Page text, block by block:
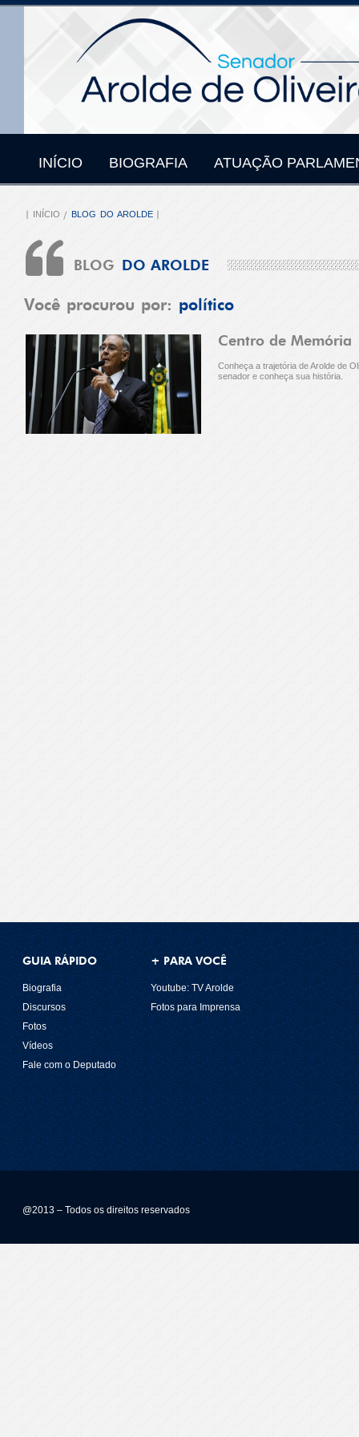
INÍCIO BIOGRAFIA ATUAÇÃO
INÍCIO BLOG DO AROLDE
BLOG DO AROLDE
Você procurou por: político
Centro de Memória
Conheça a trajetória de Arolde de
senador e conheça sua história.
GUIA RÁPIDO
Biografia
Discursos
Fotos
Vídeos
Fale com o Deputado
+ PARA VOCÊ
Youtube: TV Arolde
Fotos para Imprensa
@2013 – Todos os direitos reservados